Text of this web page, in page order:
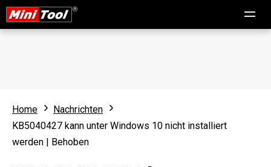
Home
Nachrichten
KB5040427 kann unter Windows 10 nicht installiert
werden | Behoben